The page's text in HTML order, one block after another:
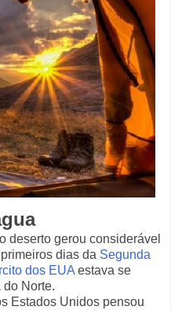
deserto gerou considerável
dias da Segunda
dos EUA estava se
do Norte.
Estados Unidos pensou